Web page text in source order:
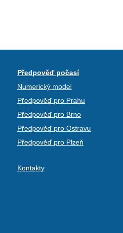
Předpověď počasí
Numerický model
Předpověď pro Prahu
Předpověď pro Brno
Předpověď pro Ostravu
Předpověď pro Plzeň
Kontakty